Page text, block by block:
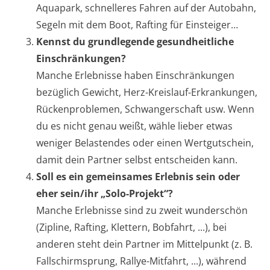
Aquapark, schnelleres Fahren auf der Autobahn,
Segeln mit dem Boot, Rafting für Einsteiger…
Kennst du grundlegende gesundheitliche
Einschränkungen?
Manche Erlebnisse haben Einschränkungen
bezüglich Gewicht, Herz-Kreislauf-Erkrankungen,
Rückenproblemen, Schwangerschaft usw. Wenn
du es nicht genau weißt, wähle lieber etwas
weniger Belastendes oder einen Wertgutschein,
damit dein Partner selbst entscheiden kann.
Soll es ein gemeinsames Erlebnis sein oder
eher sein/ihr „Solo-Projekt“?
Manche Erlebnisse sind zu zweit wunderschön
(Zipline, Rafting, Klettern, Bobfahrt, ...), bei
anderen steht dein Partner im Mittelpunkt (z. B.
Fallschirmsprung, Rallye-Mitfahrt, ...), während